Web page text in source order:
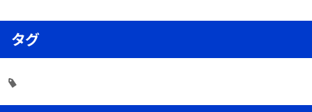
タグ